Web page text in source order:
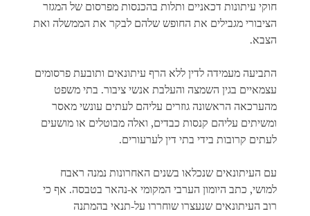
חוקי עיתונות דכאניים ותלות בהכנסות מפרסום של המגזר
הציבורי מגבילים את החופש שלהם לבקר את הממשלה ואת
הצבא.
התביעה מעמידה לדין ללא הרף עיתונאים ותובעת פרסומים
עצמאיים בגין השמצה והעלבת אנשי ציבור. בתי משפט
מהערכאה הראשונה גוזרים עליהם לעתים עונשי מאסר
ומשיתים עליהם קנסות כבדים, ואלה מבוטלים או מושעים
לעתים קרובות בידי בתי דין לערעורים.
עם העיתונאים שנכלאו בשנים האחרונות נמנה ראבח
למושי, כתב היומון הערבי המקומי א-נהאר בטבסה. אף כי
רוב העיתונאים שנעצרו שוחררו על-תנאי בהמתנה